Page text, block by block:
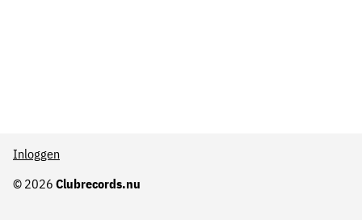
© 2026 Clubrecords.nu
Inloggen